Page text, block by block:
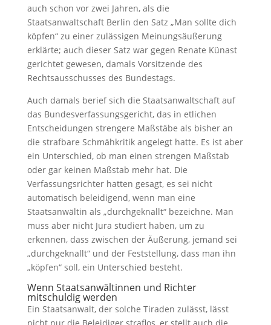
auch schon vor zwei Jahren, als die
Staatsanwaltschaft Berlin den Satz „Man sollte dich
köpfen“ zu einer zulässigen Meinungsäußerung
erklärte; auch dieser Satz war gegen Renate Künast
gerichtet gewesen, damals Vorsitzende des
Rechtsausschusses des Bundestags.
Auch damals berief sich die Staatsanwaltschaft auf
das Bundesverfassungsgericht, das in etlichen
Entscheidungen strengere Maßstäbe als bisher an
die strafbare Schmähkritik angelegt hatte. Es ist aber
ein Unterschied, ob man einen strengen Maßstab
oder gar keinen Maßstab mehr hat. Die
Verfassungsrichter hatten gesagt, es sei nicht
automatisch beleidigend, wenn man eine
Staatsanwältin als „durchgeknallt“ bezeichne. Man
muss aber nicht Jura studiert haben, um zu
erkennen, dass zwischen der Äußerung, jemand sei
„durchgeknallt“ und der Feststellung, dass man ihn
„köpfen“ soll, ein Unterschied besteht.
Wenn Staatsanwältinnen und Richter
mitschuldig werden
Ein Staatsanwalt, der solche Tiraden zulässt, lässt